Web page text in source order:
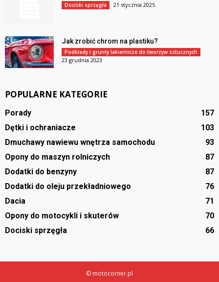
Dociski sprzęgła 21 stycznia 2025
Jak zrobić chrom na plastiku?
Podkłady i grunty lakiernicze do tworzyw sztucznych
23 grudnia 2023
POPULARNE KATEGORIE
Porady
157
Dętki i ochraniacze
103
Dmuchawy nawiewu wnętrza samochodu
93
Opony do maszyn rolniczych
87
Dodatki do benzyny
87
Dodatki do oleju przekładniowego
76
Dacia
71
Opony do motocykli i skuterów
70
Dociski sprzęgła
66
© motocorner.pl